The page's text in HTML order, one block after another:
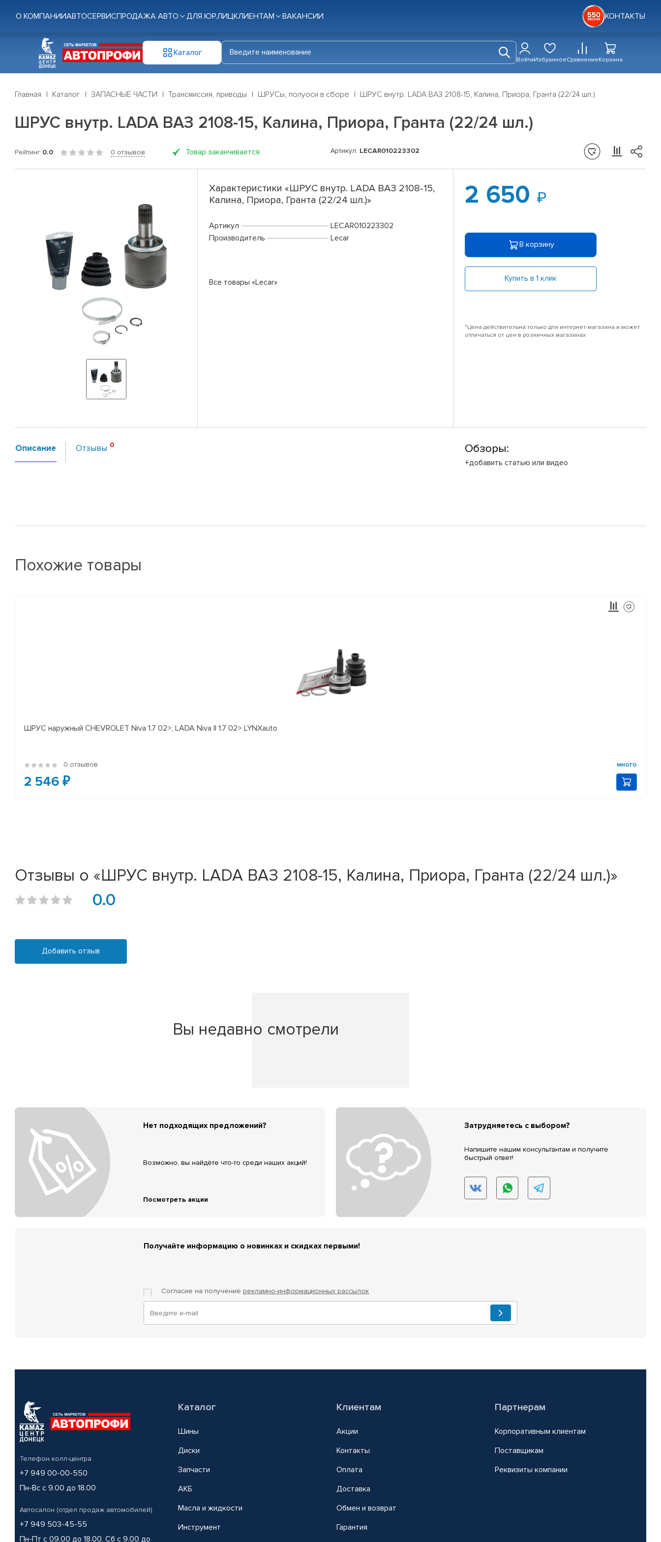
О КОМПАНИИАВТОСЕРВИСПРОДАЖА АВТО ДЛЯ ЮР.ЛИЦКЛИЕНТАМ ВАКАНСИИ КОНТАКТЫ
Каталог
ВойтиИзбранноеСравнениеКорзина
Главная Каталог ЗАПАСНЫЕ ЧАСТИ Трансмиссия, приводы ШРУСы, полуоси в сборе ШРУС внутр. LADA ВАЗ 2108-15, Калина, Приора, Гранта (22/24 шл.)
ШРУС внутр. LADA ВАЗ 2108-15, Калина, Приора, Гранта (22/24 шл.)
Рейтинг 0.0 0 отзывов Товар заканчивается Артикул: LECAR010223302
Характеристики «ШРУС внутр. LADA ВАЗ 2108-15,
Калина, Приора, Гранта (22/24 шл.)»
Артикул
LECAR010223302
Производитель
Lecar
Все товары «Lecar»
2 650
В корзину
Купить в 1 клик
*Цена действительна только для интернет-магазина и может
отличаться от цен в розничных магазинах
Описание Отзывы Обзоры:
+добавить статью или видео
Похожие товары
ШРУС наружный CHEVROLET Niva 1.7 02>, LADA Niva II 1.7 02> LYNXauto
0 отзывов много
2 546 ₽
Отзывы о «ШРУС внутр. LADA ВАЗ 2108-15, Калина, Приора, Гранта (22/24 шл.)»
0.0
Добавить отзыв
Вы недавно смотрели
Нет подходящих предложений?
Возможно, вы найдёте что-то среди наших акций!
Посмотреть акции
Затрудняетесь с выбором?
Напишите нашим консультантам и получите
быстрый ответ!
Получайте информацию о новинках и скидках первыми!
Согласие на получение рекламно-информационных рассылок
Телефон колл-центра
+7 949 00-00-550
Пн-Вс с 9.00 до 18.00
Автосалон (отдел продаж автомобилей)
+7 949 503-45-55
Пн-Пт с 09.00 до 18.00, Сб с 9.00 до
Каталог
Шины
Диски
Запчасти
АКБ
Масла и жидкости
Инструмент
Клиентам
Акции
Контакты
Оплата
Доставка
Обмен и возврат
Гарантия
Партнерам
Корпоративным клиентам
Поставщикам
Реквизиты компании